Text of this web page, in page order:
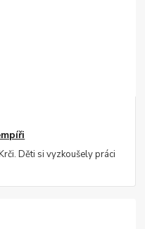
Děti si vyzkoušely práci